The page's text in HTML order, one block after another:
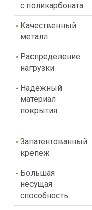
с поликарбоната
Качественный
металл
Распределение
нагрузки
Надежный
материал
покрытия
Запатентованный
крепеж
Большая
несущая
способность